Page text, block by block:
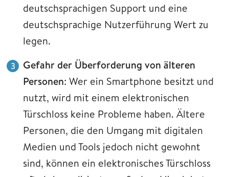
deutschsprachigen Support und eine
deutschsprachige Nutzerführung Wert zu
legen.
Gefahr der Überforderung von älteren
Personen: Wer ein Smartphone besitzt und
nutzt, wird mit einem elektronischen
Türschloss keine Probleme haben. Ältere
Personen, die den Umgang mit digitalen
Medien und Tools jedoch nicht gewohnt
sind, können ein elektronisches Türschloss